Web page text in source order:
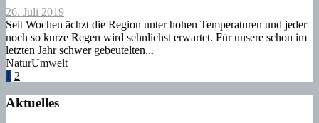
26. Juli 2019
Seit Wochen ächzt die Region unter hohen Temperaturen und jeder
noch so kurze Regen wird sehnlichst erwartet. Für unsere schon im
letzten Jahr schwer gebeutelten...
NaturUmwelt
Seitennummerierung
der
1 2
Aktuelles